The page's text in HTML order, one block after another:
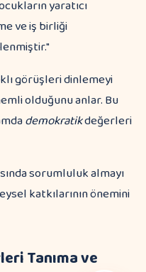
yaratıcı
ve iş birliği
görüşleri dinlemeyi
olduğunu anlar. Bu
demokratikdeğerleri
sorumluluk almayı
katkılarının önemini
Tanıma ve